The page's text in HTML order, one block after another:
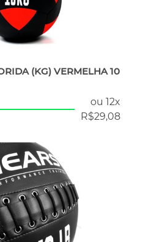
(KG) VERMELHA 10
ou 12x
R$29,08